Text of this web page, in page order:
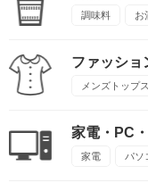
調味料 お
ファッショ
メンズトップス
家電・PC
家電 パソ